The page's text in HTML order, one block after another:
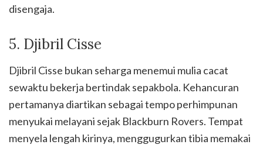
disengaja.
5. Djibril Cisse
Djibril Cisse bukan seharga menemui mulia cacat
sewaktu bekerja bertindak sepakbola. Kehancuran
pertamanya diartikan sebagai tempo perhimpunan
menyukai melayani sejak Blackburn Rovers. Tempat
menyela lengah kirinya, menggugurkan tibia memakai